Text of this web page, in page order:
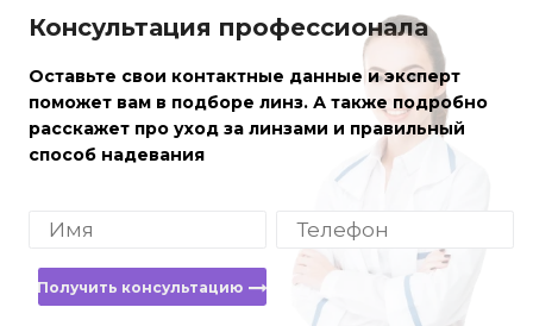
Консультация профессионала
Оставьте свои контактные данные и эксперт
поможет вам в подборе линз. А также подробно
расскажет про уход за линзами и правильный
способ надевания
Получить консультацию